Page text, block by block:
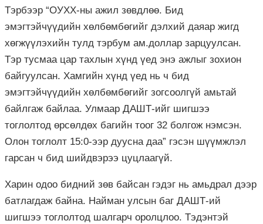
Тэрбээр “ОУХХ-ны ажил зөвдлөө. Бид
эмэгтэйчүүдийн хөлбөмбөгийг дэлхий даяар жигд
хөгжүүлэхийн тулд тэрбум ам.доллар зарцуулсан.
Тэр тусмаа цар тахлын хүнд үед энэ ажлыг зохион
байгуулсан. Хамгийн хүнд үед нь ч бид
эмэгтэйчүүдийн хөлбөмбөгийг зогсоолгүй амьтай
байлгаж байлаа. Улмаар ДАШТ-ийг шигшээ
тоглолтод өрсөлдөх багийн тоог 32 болгож нэмсэн.
Олон тоглолт 15:0-ээр дуусна даа” гэсэн шүүмжлэл
гарсан ч бид шийдвэрээ цуцлаагүй.
Харин одоо бидний зөв байсан гэдэг нь амьдрал дээр
батлагдаж байна. Найман улсын баг ДАШТ-ий
шигшээ тоглолтод шалгарч оролцлоо. Тэдэнтэй